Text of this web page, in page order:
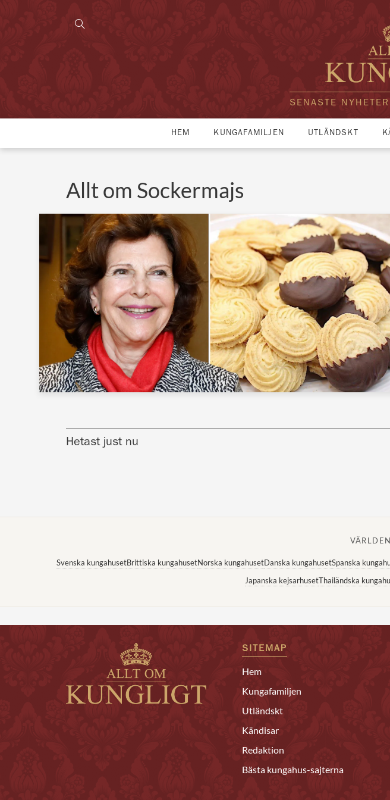
SENASTE
HEM KUNGAFAMILJEN UTLÄNDSKT
Allt om Sockermajs
Hetast just nu
Svenska kungahusetBrittiska kungahusetNorska kungahusetDanska kungahusetSpanska
Japanska kejsarhusetThailändska
SITEMAP
Hem
Kungafamiljen
Utländskt
Kändisar
Redaktion
Bästa kungahus-sajterna